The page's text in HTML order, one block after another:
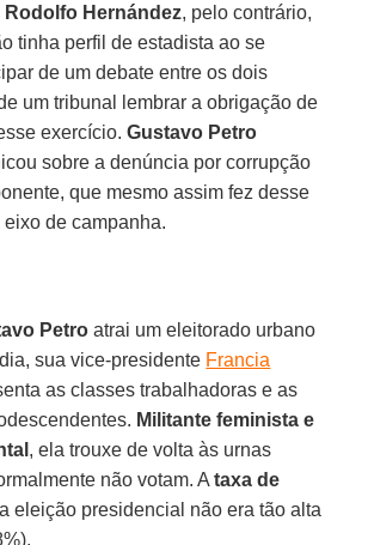
Rodolfo Hernández, pelo contrário,
tinha perfil de estadista ao se
de um debate entre os dois
um tribunal lembrar a obrigação de
exercício.Gustavo Petro
sobre a denúncia por corrupção
que mesmo assim fez desse
de campanha.
Petro atrai um eleitorado urbano
sua vice-presidente Francia
as classes trabalhadoras e as
Militante feminista e
, ela trouxe de volta às urnas
não votam. Ataxa de
eleição presidencial não era tão alta